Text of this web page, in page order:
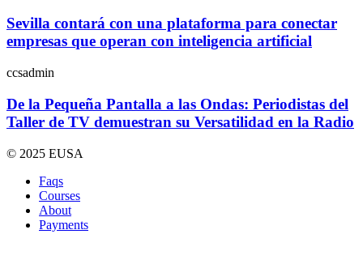
Sevilla contará con una plataforma para conectar
empresas que operan con inteligencia artificial
ccsadmin
De la Pequeña Pantalla a las Ondas: Periodistas del
Taller de TV demuestran su Versatilidad en la Radio
© 2025 EUSA
Faqs
Courses
About
Payments